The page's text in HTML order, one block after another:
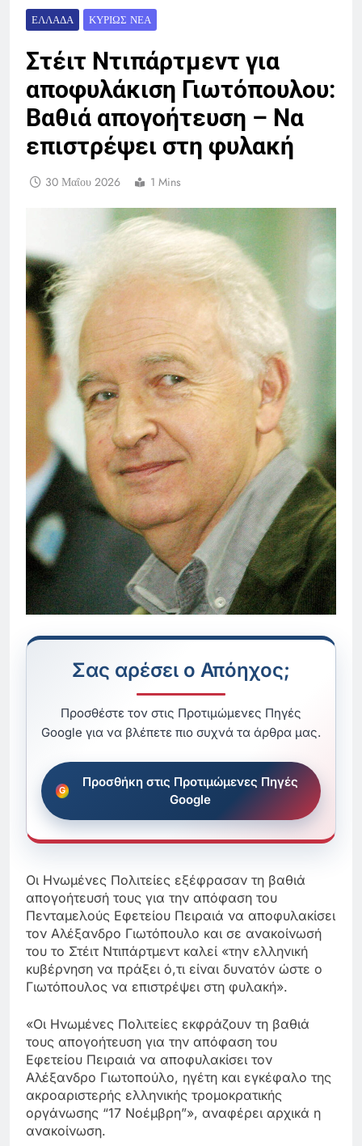
ΕΛΛΆΔΑ ΚΥΡΊΩΣ ΝΈΑ
Στέιτ Ντιπάρτμεντ για
αποφυλάκιση Γιωτόπουλου:
Βαθιά απογοήτευση – Να
επιστρέψει στη φυλακή
30 Μαΐου 2026 1 Mins
Σας αρέσει ο Απόηχος;
Προσθέστε τον στις Προτιμώμενες Πηγές
Google για να βλέπετε πιο συχνά τα άρθρα μας.
Προσθήκη στις Προτιμώμενες Πηγές
Google
Οι Ηνωμένες Πολιτείες εξέφρασαν τη βαθιά
απογοήτευσή τους για την απόφαση του
Πενταμελούς Εφετείου Πειραιά να αποφυλακίσει
τον Αλέξανδρο Γιωτόπουλο και σε ανακοίνωσή
του το Στέιτ Ντιπάρτμεντ καλεί «την ελληνική
κυβέρνηση να πράξει ό,τι είναι δυνατόν ώστε ο
Γιωτόπουλος να επιστρέψει στη φυλακή».
«Οι Ηνωμένες Πολιτείες εκφράζουν τη βαθιά
τους απογοήτευση για την απόφαση του
Εφετείου Πειραιά να αποφυλακίσει τον
Αλέξανδρο Γιωτοπούλο, ηγέτη και εγκέφαλο της
ακροαριστερής ελληνικής τρομοκρατικής
οργάνωσης “17 Νοέμβρη”», αναφέρει αρχικά η
ανακοίνωση.